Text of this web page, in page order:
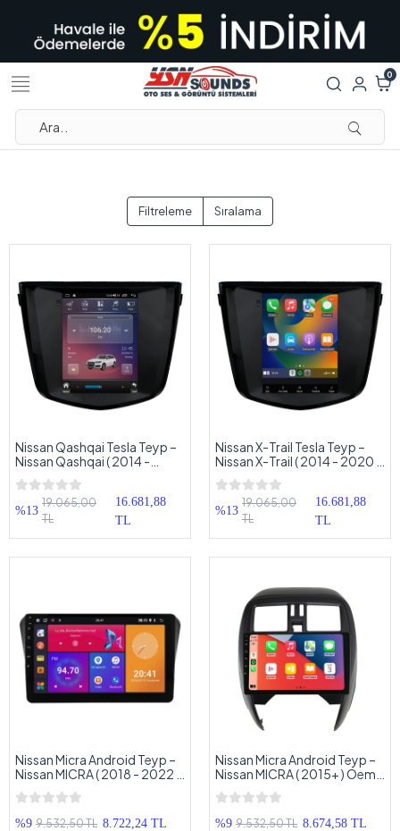
0
Filtreleme Sıralama
Nissan Qashqai Tesla Teyp –
Nissan Qashqai ( 2014 -
2020 ) Oem Android
Multimedya – Nissan Qashqai
Tesla Android Double Teyp
%13
19.065,00
TL
16.681,88
TL
Nissan X-Trail Tesla Teyp –
Nissan X-Trail ( 2014 - 2020 )
Oem Android Multimedya –
Nissan X-Trail Tesla Android
Double Teyp
%13
19.065,00
TL
16.681,88
TL
Nissan Micra Android Teyp –
Nissan MICRA ( 2018 - 2022 )
Oem Android Multimedya –
Nissan Micra Android Double
Teyp
%9 9.532,50 TL 8.722,24 TL
Nissan Micra Android Teyp –
Nissan MICRA ( 2015+ ) Oem
Android Multimedya – Nissan
Micra Android Double Teyp
%9 9.532,50 TL 8.674,58 TL